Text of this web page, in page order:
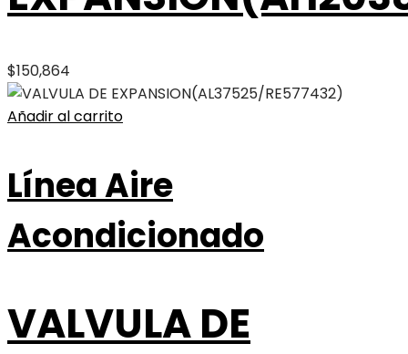
$150,864
Añadir al carrito
Línea Aire
Acondicionado
VALVULA DE